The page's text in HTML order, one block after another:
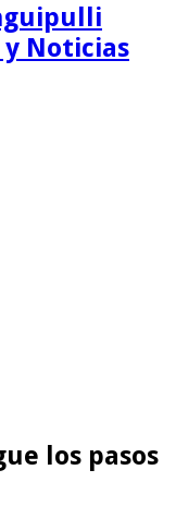
Noticias
los pasos